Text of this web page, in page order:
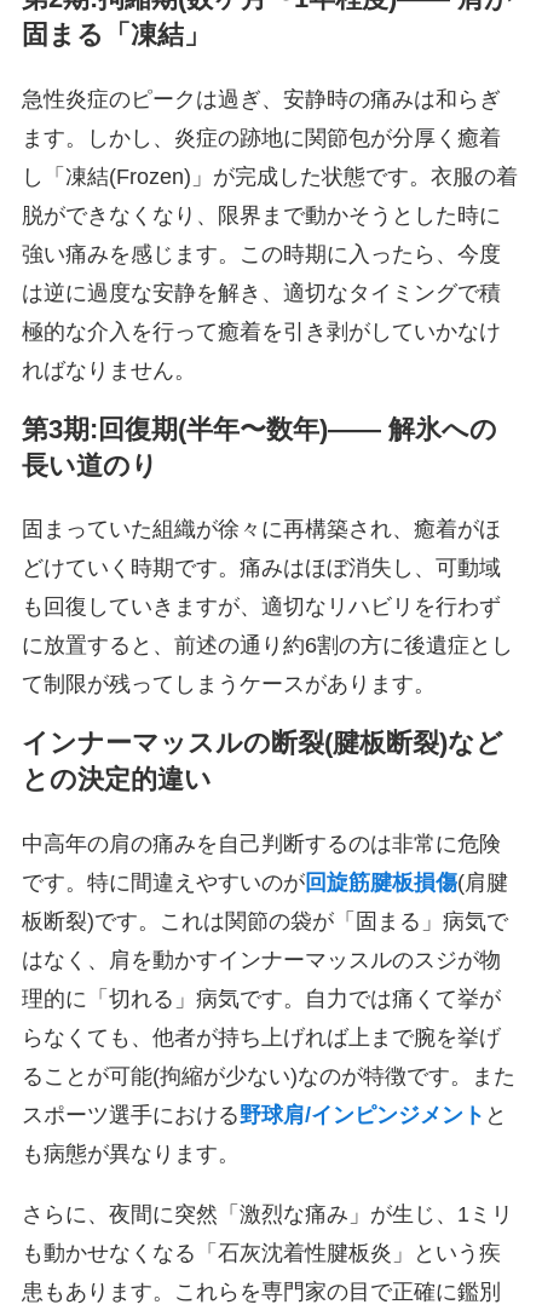
固まる「凍結」
急性炎症のピークは過ぎ、安静時の痛みは和らぎ
ます。しかし、炎症の跡地に関節包が分厚く癒着
し「凍結(Frozen)」が完成した状態です。衣服の着
脱ができなくなり、限界まで動かそうとした時に
強い痛みを感じます。この時期に入ったら、今度
は逆に過度な安静を解き、適切なタイミングで積
極的な介入を行って癒着を引き剥がしていかなけ
ればなりません。
第3期:回復期(半年〜数年)―― 解氷への
長い道のり
固まっていた組織が徐々に再構築され、癒着がほ
どけていく時期です。痛みはほぼ消失し、可動域
も回復していきますが、適切なリハビリを行わず
に放置すると、前述の通り約6割の方に後遺症とし
て制限が残ってしまうケースがあります。
インナーマッスルの断裂(腱板断裂)など
との決定的違い
中高年の肩の痛みを自己判断するのは非常に危険
です。特に間違えやすいのが回旋筋腱板損傷(肩腱
板断裂)です。これは関節の袋が「固まる」病気で
はなく、肩を動かすインナーマッスルのスジが物
理的に「切れる」病気です。自力では痛くて挙が
らなくても、他者が持ち上げれば上まで腕を挙げ
ることが可能(拘縮が少ない)なのが特徴です。また
スポーツ選手における野球肩/インピンジメント と
も病態が異なります。
さらに、夜間に突然「激烈な痛み」が生じ、1ミリ
も動かせなくなる「石灰沈着性腱板炎」という疾
患もあります。これらを専門家の目で正確に鑑別